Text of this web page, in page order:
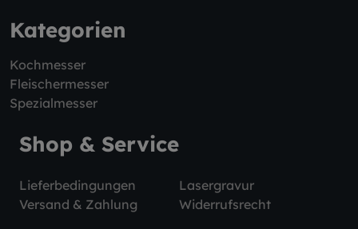
Kategorien
Kochmesser
Fleischermesser
Spezialmesser
Shop & Service
Lieferbedingungen
Lasergravur
Versand & Zahlung
Widerrufsrecht